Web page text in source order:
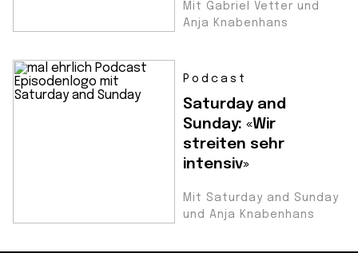
Mit Gabriel Vetter und
Anja Knabenhans
Podcast
Saturday and
Sunday: «Wir
streiten sehr
intensiv»
Mit Saturday and Sunday
und Anja Knabenhans